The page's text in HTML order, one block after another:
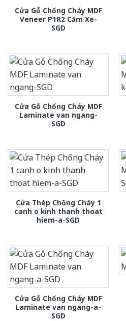
Cửa Gỗ Chống Cháy MDF
Veneer P1R2 Căm Xe-
SGD
Cửa Gỗ Chống Cháy MDF
Laminate van ngang-
SGD
Cửa Thép Chống Cháy 1
canh o kinh thanh thoat
hiem-a-SGD
Cửa Gỗ Chống Cháy MDF
Laminate van ngang-a-
SGD